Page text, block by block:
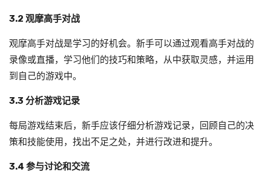
3.2 观摩高手对战
观摩高手对战是学习的好机会。新手可以通过观看高手对战的
录像或直播，学习他们的技巧和策略，从中获取灵感，并运用
到自己的游戏中。
3.3 分析游戏记录
每局游戏结束后，新手应该仔细分析游戏记录，回顾自己的决
策和技能使用，找出不足之处，并进行改进和提升。
3.4 参与讨论和交流